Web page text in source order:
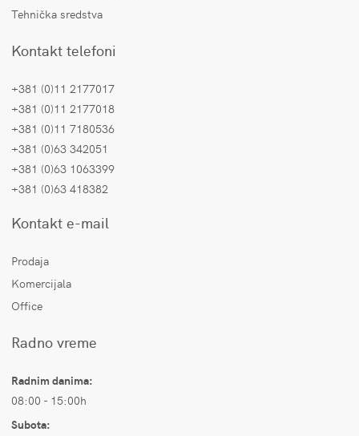
Tehnička sredstva
Kontakt telefoni
+381 (0)11 2177017
+381 (0)11 2177018
+381 (0)11 7180536
+381 (0)63 342051
+381 (0)63 1063399
+381 (0)63 418382
Kontakt e-mail
Prodaja
Komercijala
Office
Radno vreme
Radnim danima:
08:00 - 15:00h
Subota: